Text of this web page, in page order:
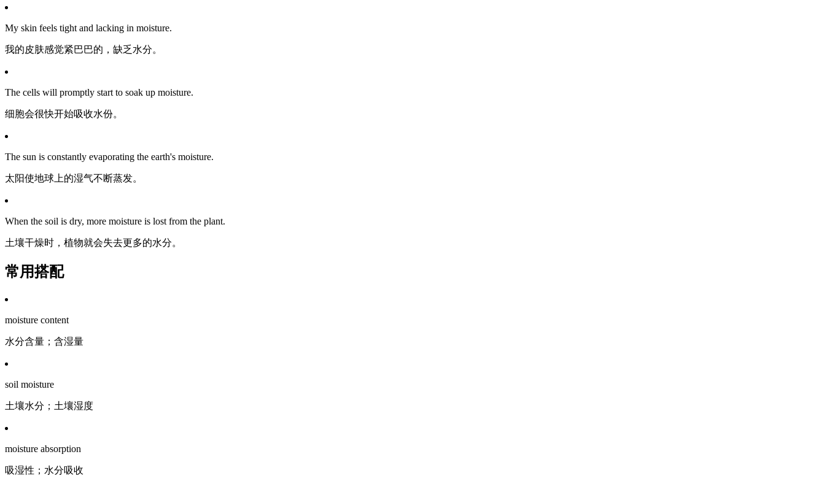
My skin feels tight and lacking in moisture.
我的皮肤感觉紧巴巴的，缺乏水分。
The cells will promptly start to soak up moisture.
细胞会很快开始吸收水份。
The sun is constantly evaporating the earth's moisture.
太阳使地球上的湿气不断蒸发。
When the soil is dry, more moisture is lost from the plant.
土壤干燥时，植物就会失去更多的水分。
常用搭配
moisture content
水分含量；含湿量
soil moisture
土壤水分；土壤湿度
moisture absorption
吸湿性；水分吸收